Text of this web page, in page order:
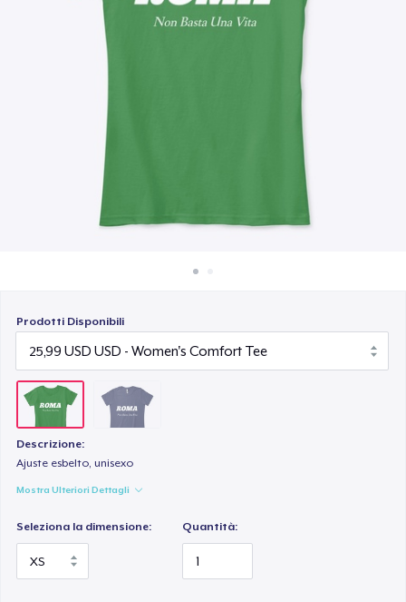
Prodotti Disponibili
Descrizione:
Ajuste esbelto, unisexo
Mostra Ulteriori Dettagli
Seleziona la dimensione: Quantità: